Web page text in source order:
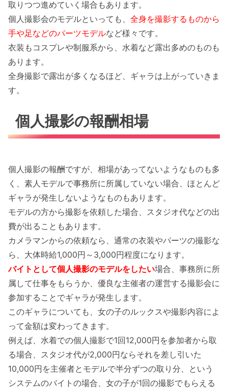
取りつつ進めていく場合もあります。
個人撮影会のモデルといっても、 全身を撮影するものから
手や足などのパーツモデルなど様々です。
衣装もコスプレや制服系から、水着など露出多めのものも
あります。
全身撮影で露出が多くなるほど、ギャラは上がっていきま
す。
個人撮影の報酬相場
個人撮影の報酬ですが、相場があってないようなものも多
く、素人モデルで事務所に所属していない場合、ほとんど
ギャラが発生しないようなものもあります。
モデルの方から撮影を依頼した場合、スタジオ代などの出
費が出ることもあります。
カメラマンからの依頼なら、通常の衣装やパーツの撮影な
ら、大体時給1,000円～3,000円程度になります。
バイトとして個人撮影のモデルをしたい場合、事務所に所
属して仕事をもらうか、優良な主催者の運営する撮影会に
参加することでギャラが発生します。
このギャラについても、女の子のルックスや撮影内容によ
って金額は変わってきます。
例えば、水着での個人撮影で1回12,000円を参加者から取
る場合、スタジオ代が2,000円ならそれを差し引いた
10,000円を主催者とモデルで半分ずつの取り分、という
システムのバイトの場合、女の子が1回の撮影でもらえる